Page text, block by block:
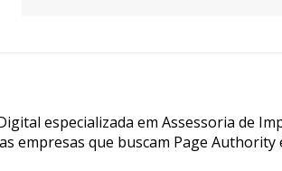
especializada em Assessoria de
empresas que buscam Page